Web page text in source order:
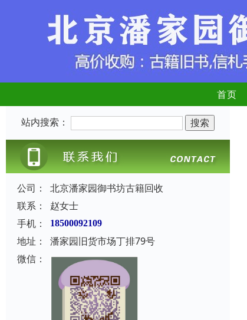
首页
站内搜索：
公司：
北京潘家园御书坊古籍回收
联系：
赵女士
手机：
18500092109
地址：
潘家园旧货市场丁排79号
微信：